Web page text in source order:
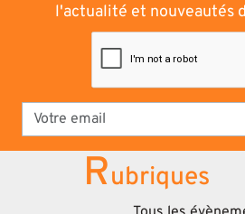
l'actualité et nouveautés
Rubriques